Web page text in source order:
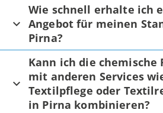
Wie schnell erhalte ich
Angebot für meinen
Pirna?
Kann ich die chemische
mit anderen Services
Textilpflege oder
in Pirna kombinieren?